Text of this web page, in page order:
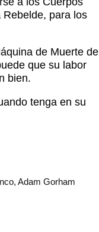
para los
de Muerte de
que su labor
bien.
tenga en su
Adam Gorham